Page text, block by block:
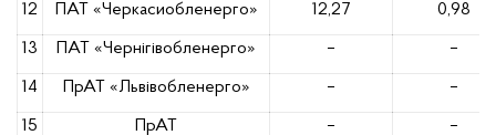
12 ПАТ «Черкасиобленерго» 12,27 0,98
13 ПАТ «Чернігівобленерго» – –
14 ПрАТ «Львівобленерго» – –
15
ПрАТ
– –